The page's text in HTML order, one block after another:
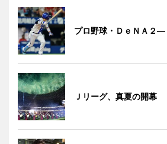
プロ野球・ＤｅＮＡ２―
Ｊリーグ、真夏の開幕